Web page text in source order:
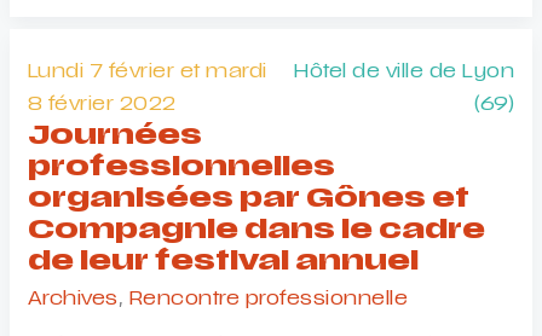
Gram
de
Genève
–
Centre
de
création,
partenaire
(63)
(38)
Lundi 7 février et mardi
8 février 2022
Hôtel de ville de Lyon
(69)
Journées
professionnelles
organisées par Gônes et
Compagnie dans le cadre
de leur festival annuel
Archives , Rencontre professionnelle